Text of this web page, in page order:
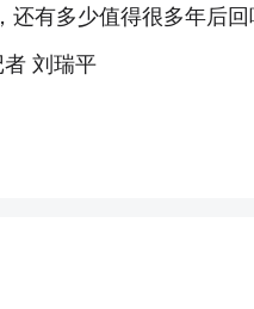
还有多少值得很多年后
者 刘瑞平